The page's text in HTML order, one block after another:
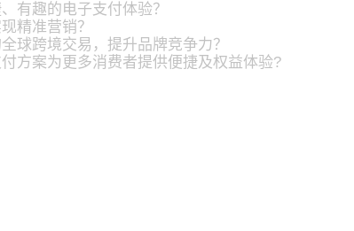
有趣的电子支付体验？
精准营销？
球跨境交易，提升品牌竞争力？
方案为更多消费者提供便捷及权益体验?